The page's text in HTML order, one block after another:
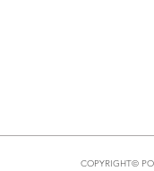
COPYRIGHT©